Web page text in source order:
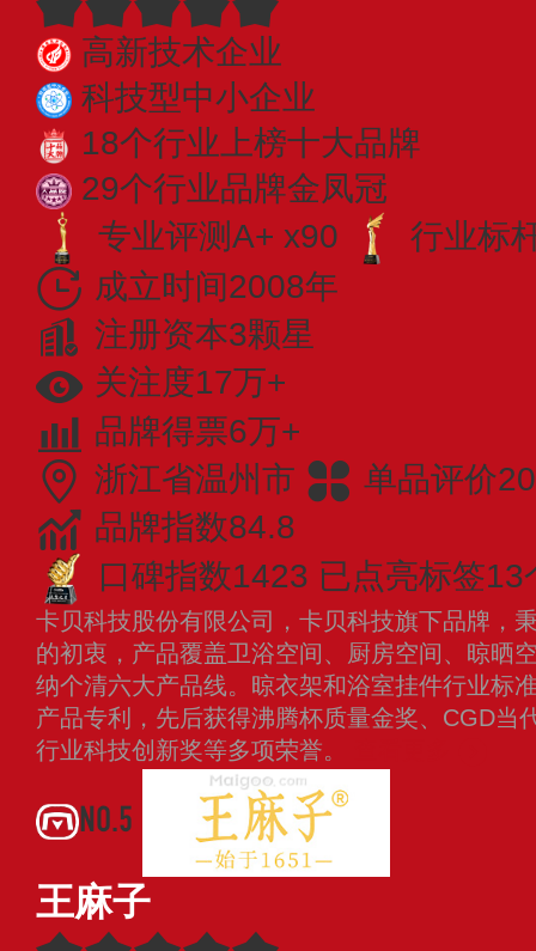
高新技术企业
科技型中小企业
18个行业上榜十大品牌
29个行业品牌金凤冠
专业评测A+ x90
行业标
成立时间2008年
注册资本3颗星
关注度17万+
品牌得票6万+
浙江省温州市
单品评价
品牌指数84.8
口碑指数1423 已点亮标签13
卡贝科技股份有限公司，卡贝科技旗下品牌，
的初衷，产品覆盖卫浴空间、厨房空间、晾晒
纳个清六大产品线。晾衣架和浴室挂件行业标
产品专利，先后获得沸腾杯质量金奖、CGD当
行业科技创新奖等多项荣誉。
NO.5
王麻子